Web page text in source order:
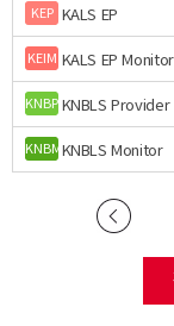
KEP KALS EP
KEIM KALS EP Monitor
KNBPKNBLS Provider
KNBMKNBLS Monitor